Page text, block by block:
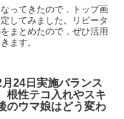
ってきたので，トップ画
してみました。リピータ
まとめたので，ぜひ活用
ます。
月24日実施バランス
根性テコ入れやスキ
のウマ娘はどう変わ